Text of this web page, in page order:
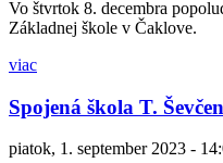
Vo štvrtok 8. decembra
Základnej škole v Čaklove.
viac
Spojená škola T.
piatok, 1. september 2023 -